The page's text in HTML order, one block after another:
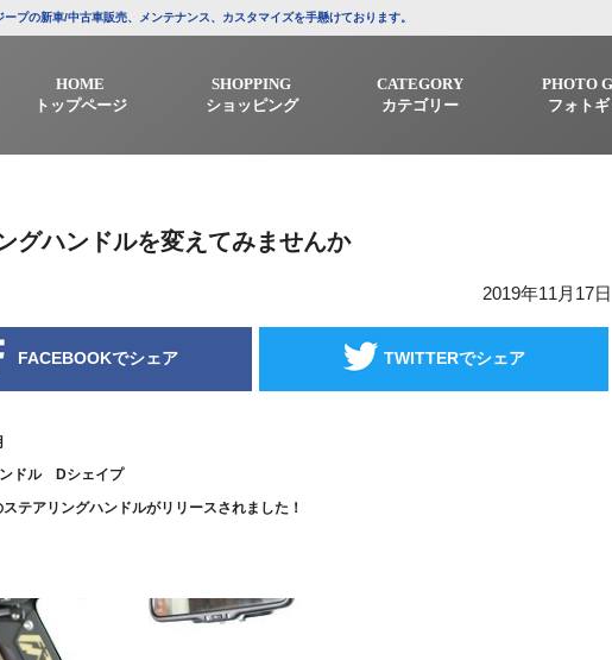
の新車/中古車販売、メンテナンス、カスタマイズを手懸けております。
HOME
トップページ
SHOPPING
ショッピング
CATEGORY
カテゴリー
PHOTO
フォト
グハンドルを変えてみませんか
2019年11月17日
FACEBOOKでシェア TWITTERでシェア
ンドル Dシェイプ
テアリングハンドルがリリースされました！